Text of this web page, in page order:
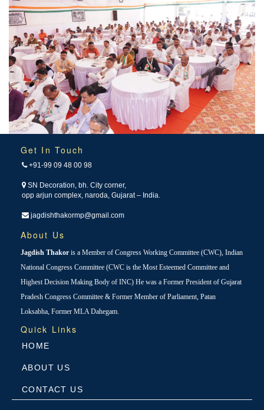
Get In Touch
+91-99 09 48 00 98
SN Decoration, bh. City corner,
opp arjun complex, naroda, Gujarat – India.
jagdishthakormp@gmail.com
About Us
Jagdish Thakor is a Member of Congress Working Committee (CWC), Indian
National Congress Committee (CWC is the Most Esteemed Committee and
Highest Decision Making Body of INC) He was a Former President of Gujarat
Pradesh Congress Committee & Former Member of Parliament, Patan
Loksabha, Former MLA Dahegam.
Quick Links
HOME
ABOUT US
CONTACT US